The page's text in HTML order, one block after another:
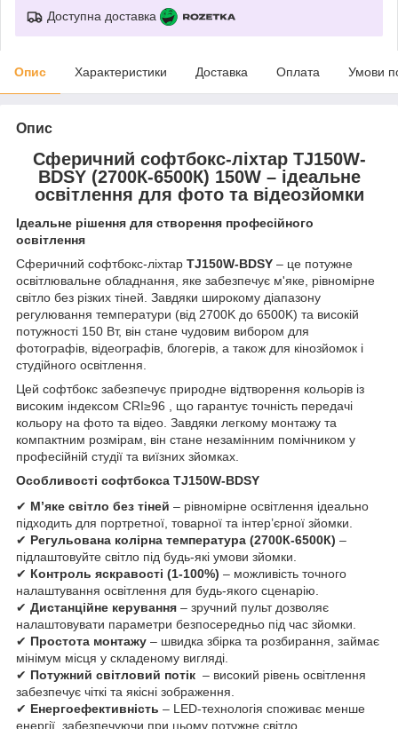
Доступна доставка
Опис Характеристики Доставка Оплата Умови
Опис
Сферичний софтбокс-ліхтар TJ150W-
BDSY(2700К-6500К) 150W – ідеальне
освітлення для фото та відеозйомки
Ідеальне рішення для створення професійного
освітлення
Сферичний софтбокс-ліхтар TJ150W-BDSY – це потужне
освітлювальне обладнання, яке забезпечує м'яке, рівномірне
світло без різких тіней. Завдяки широкому діапазону
регулювання температури (від 2700K до 6500K) та високій
потужності 150 Вт, він стане чудовим вибором для
фотографів, відеографів, блогерів, а також для кінозйомок і
студійного освітлення.
Цей софтбокс забезпечує природне відтворення кольорів із
високим індексом CRI≥96 , що гарантує точність передачі
кольору на фото та відео. Завдяки легкому монтажу та
компактним розмірам, він стане незамінним помічником у
професійній студії та виїзних зйомках.
Особливості софтбокса TJ150W-BDSY
✔ М’яке світло без тіней – рівномірне освітлення ідеально
підходить для портретної, товарної та інтер’єрної зйомки.
✔ Регульована колірна температура (2700К-6500К) –
підлаштовуйте світло під будь-які умови зйомки.
✔ Контроль яскравості (1-100%) – можливість точного
налаштування освітлення для будь-якого сценарію.
✔ Дистанційне керування – зручний пульт дозволяє
налаштовувати параметри безпосередньо під час зйомки.
✔ Простота монтажу – швидка збірка та розбирання, займає
мінімум місця у складеному вигляді.
✔ Потужний світловий потік – високий рівень освітлення
забезпечує чіткі та якісні зображення.
✔ Енергоефективність – LED-технологія споживає менше
енергії, забезпечуючи при цьому потужне світло.